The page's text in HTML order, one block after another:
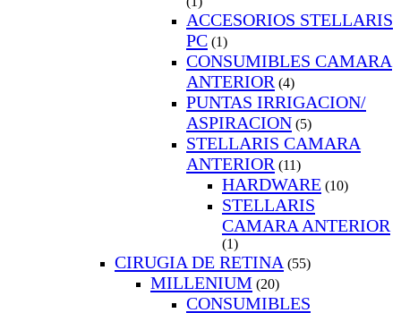
ACCESORIOS STELLARIS
PC (1)
CONSUMIBLES CAMARA
ANTERIOR (4)
PUNTAS IRRIGACION/
ASPIRACION (5)
STELLARIS CAMARA
ANTERIOR (11)
HARDWARE (10)
STELLARIS
CAMARA ANTERIOR
(1)
CIRUGIA DE RETINA (55)
MILLENIUM (20)
CONSUMIBLES